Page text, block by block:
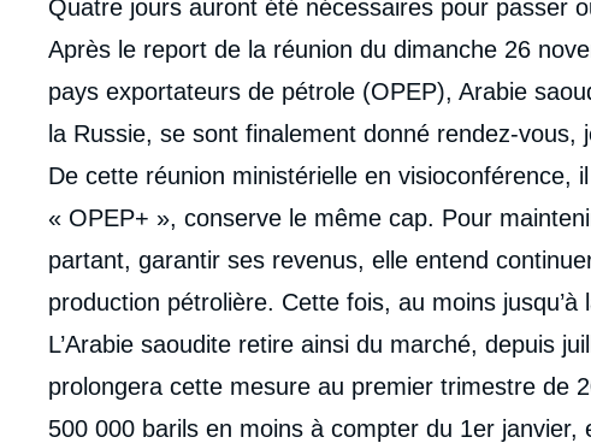
Contenu
intervention
médiatique
Quatre jours auront été nécessaires pour passer
Après le report de la réunion du dimanche 26
pays exportateurs de pétrole (OPEP), Arabie
la Russie, se sont finalement donné rendez-vous,
De cette réunion ministérielle en visioconférence,
« OPEP+ », conserve le même cap. Pour
partant, garantir ses revenus, elle entend
production pétrolière. Cette fois, au moins jusqu’à
L’Arabie saoudite retire ainsi du marché, depuis
prolongera cette mesure au premier trimestre de
500 000 barils en moins à compter du 1er janvier,